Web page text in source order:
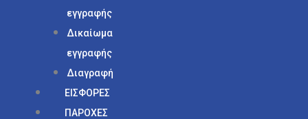
εγγραφής
Δικαίωμα
εγγραφής
Διαγραφή
ΕΙΣΦΟΡΕΣ
ΠΑΡΟΧΕΣ